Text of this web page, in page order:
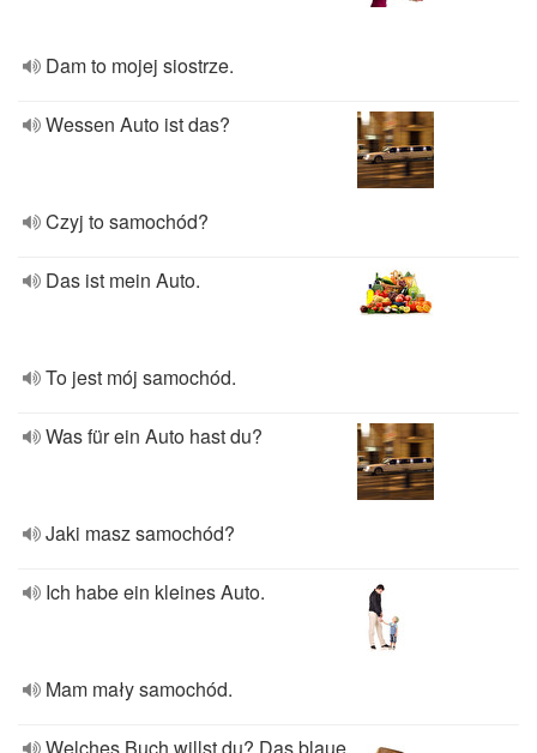
Dam to mojej siostrze.
Wessen Auto ist das?
Czyj to samochód?
Das ist mein Auto.
To jest mój samochód.
Was für ein Auto hast du?
Jaki masz samochód?
Ich habe ein kleines Auto.
Mam mały samochód.